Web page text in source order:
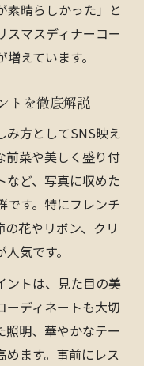
素晴らしかった」と
スマスディナーコー
えています。
トを徹底解説
み方としてSNS映え
前菜や美しく盛り付
など、写真に収めた
です。特にフレンチ
花やリボン、クリ
気です。
ントは、見た目の美
ーディネートも大切
照明、華やかなテー
めます。事前にレス